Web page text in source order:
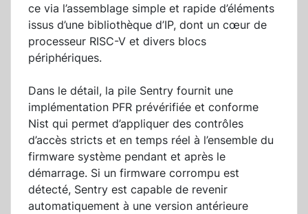
ce via l’assemblage simple et rapide d’éléments
issus d’une bibliothèque d’IP, dont un cœur de
processeur RISC-V et divers blocs
périphériques.
Dans le détail, la pile Sentry fournit une
implémentation PFR prévérifiée et conforme
Nist qui permet d’appliquer des contrôles
d’accès stricts et en temps réel à l’ensemble du
firmware système pendant et après le
démarrage. Si un firmware corrompu est
détecté, Sentry est capable de revenir
automatiquement à une version antérieure